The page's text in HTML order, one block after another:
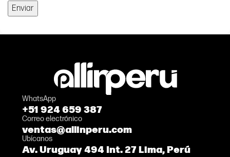
WhatsApp
+51 924 659 387
Correo electrónico
ventas@allinperu.com
Ubícanos
Av. Uruguay 494 Int. 27 Lima, Perú